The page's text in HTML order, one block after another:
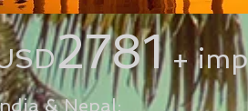
2781+ imp
& Nepal: